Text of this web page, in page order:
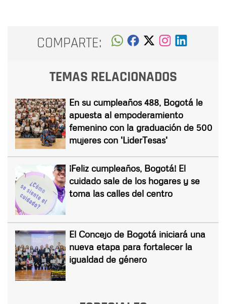
COMPARTE:
TEMAS RELACIONADOS
En su cumpleaños 488, Bogotá le
apuesta al empoderamiento
femenino con la graduación de 500
mujeres con 'LiderTesas'
¡Feliz cumpleaños, Bogotá! El
cuidado sale de los hogares y se
toma las calles del centro
El Concejo de Bogotá iniciará una
nueva etapa para fortalecer la
igualdad de género